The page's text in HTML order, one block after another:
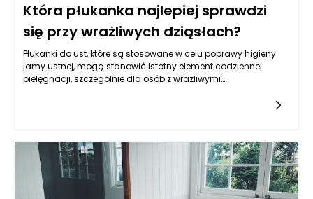
Która płukanka najlepiej sprawdzi
się przy wrażliwych dziąsłach?
Płukanki do ust, które są stosowane w celu poprawy higieny
jamy ustnej, mogą stanowić istotny element codziennej
pielęgnacji, szczególnie dla osób z wrażliwymi
płukanki do ust są rekomendowane dla osób z delikatnymi
dziąsłami oraz jakie składniki powinny być w nich zawarte,
aby wspierały i nie szkodziły zdrowiu.